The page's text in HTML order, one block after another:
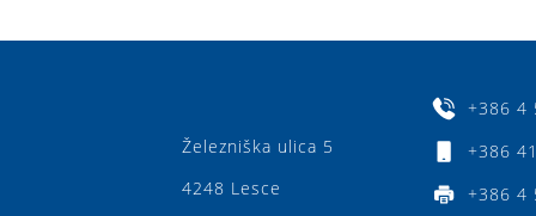
Železniška ulica 5
4248 Lesce
+386 4
+386
+386 4